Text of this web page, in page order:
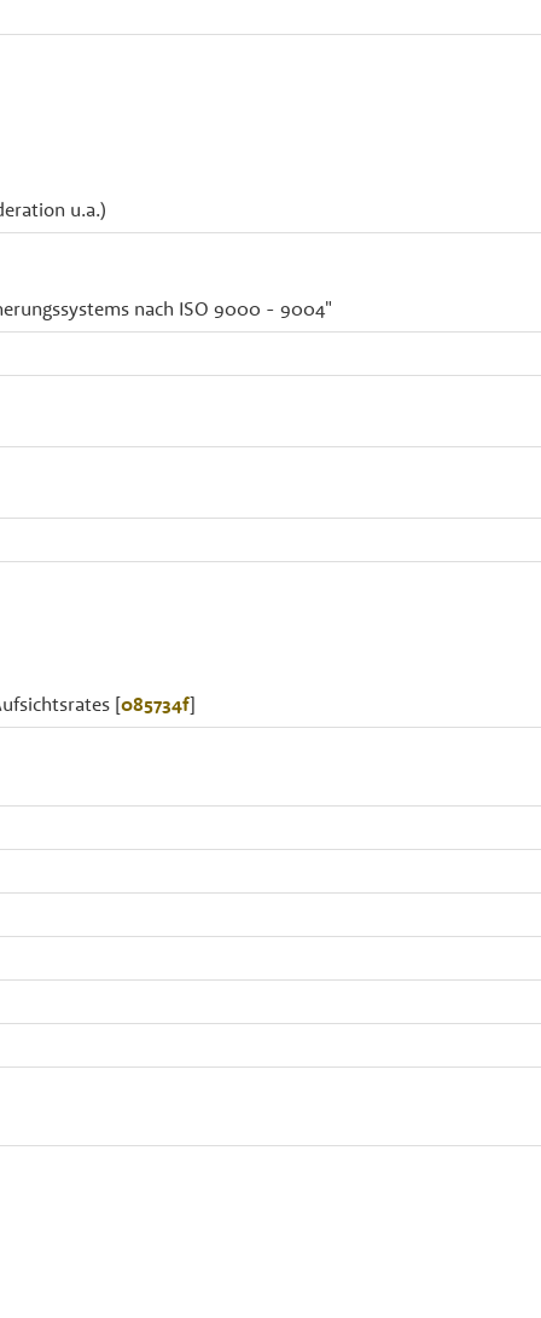
u.a.)
nach ISO 9000 - 9004"
[085734f]